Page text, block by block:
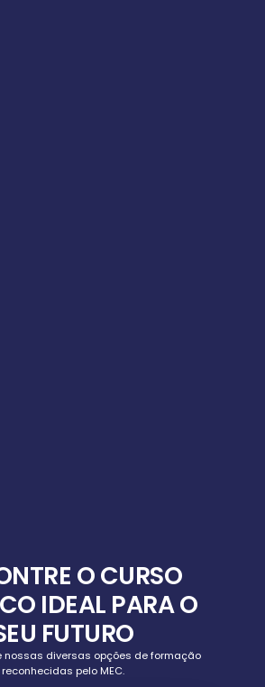
O CURSO
IDEAL PARA O
FUTURO
nossas diversas opções de formação
reconhecidas pelo MEC.